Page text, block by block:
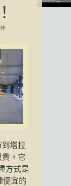
塔拉
。它
方式是
便宜的